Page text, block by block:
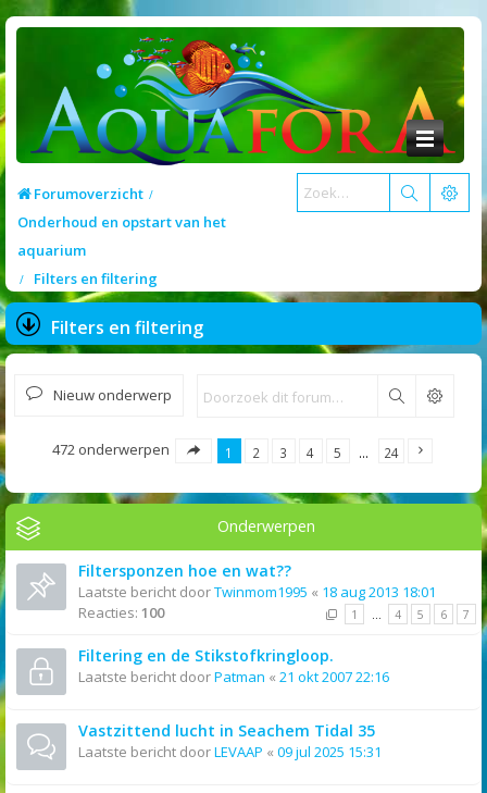
Forumoverzicht
Onderhoud en opstart van het
aquarium
Filters en filtering
Filters en filtering
Nieuw onderwerp Zoek
472 onderwerpen 1 2 3 4 5 … 24
Onderwerpen
Filtersponzen hoe en wat??
Laatste bericht doorTwinmom1995 « 18 aug 2013 18:01
Reacties: 100 1 … 4 5 6 7
Filtering en de Stikstofkringloop.
Laatste bericht doorPatman « 21 okt 2007 22:16
Vastzittend lucht in Seachem Tidal 35
Laatste bericht doorLEVAAP « 09 jul 2025 15:31